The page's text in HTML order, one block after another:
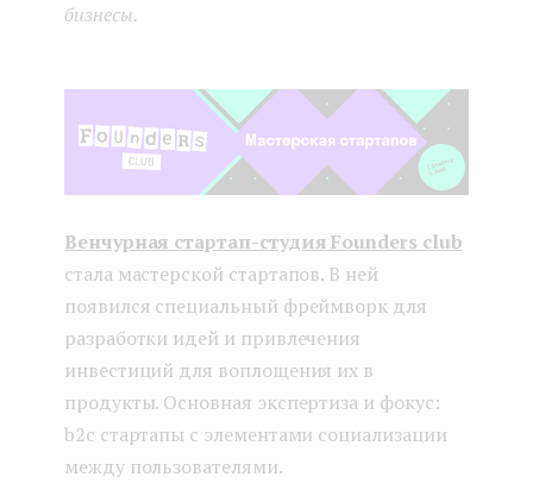
бизнесы.
Венчурная стартап-студия Founders club
стала мастерской стартапов. В ней
появился специальный фреймворк для
разработки идей и привлечения
инвестиций для воплощения их в
продукты. Основная экспертиза и фокус:
b2c стартапы с элементами социализации
между пользователями.